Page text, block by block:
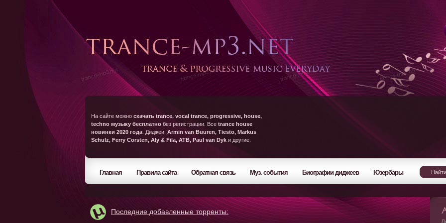
На сайте можно скачать trance, vocal trance, progressive, house,
techno музыку бесплатно без регистрации. Все trance house
новинки 2020 года . Диджеи: Armin van Buuren, Tiesto, Markus
Schulz, Ferry Corsten, Aly & Fila, ATB, Paul van Dyk и другие.
Главная Правила сайта Обратная связь Муз. события Биографии диджеев Юзербары
Последние добавленные торренты: